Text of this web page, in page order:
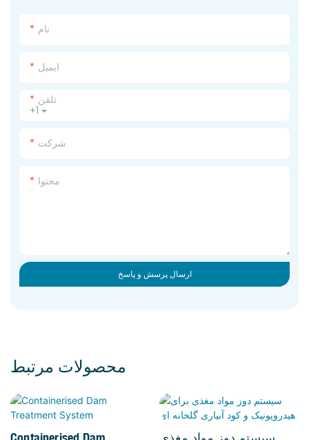
نام
ایمیل
+1
تلفن
شرکت
محتوا
ارسال پرسش و پاسخ
محصولات مرتبط
Containerised Dam سیستم دوز مواد مغذی